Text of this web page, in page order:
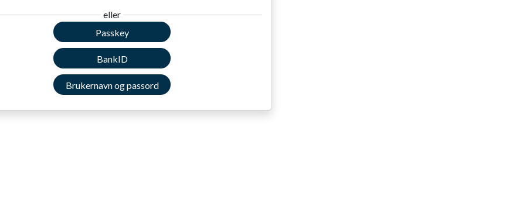
eller
Passkey
BankID
Brukernavn og passord